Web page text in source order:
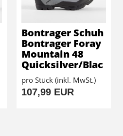
Bontrager Schuh
Bontrager Foray
Mountain 48
Quicksilver/Blac
pro Stück (inkl. MwSt.)
107,99 EUR